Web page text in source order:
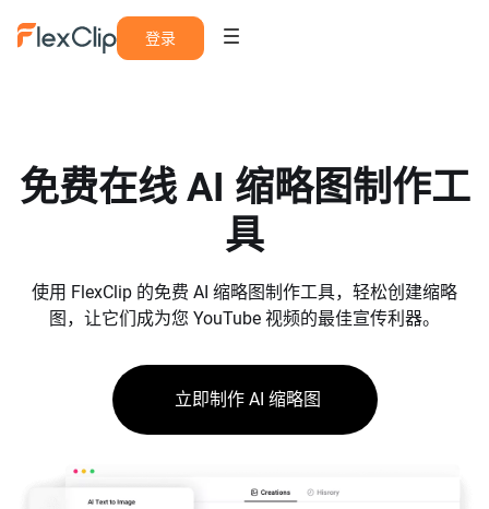
登录
免费在线 AI 缩略图制作工
具
使用 FlexClip 的免费 AI 缩略图制作工具，轻松创建缩略
图，让它们成为您 YouTube 视频的最佳宣传利器。
立即制作 AI 缩略图